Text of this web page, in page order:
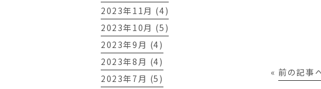
« 前の記事
2023年11月 (4)
2023年10月 (5)
2023年9月 (4)
2023年8月 (4)
2023年7月 (5)